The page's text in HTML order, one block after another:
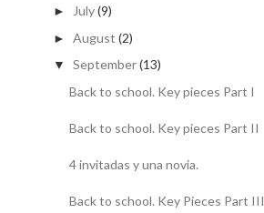
► July(9)
► August (2)
▼ September(13)
Back to school. Key pieces Part I
Back to school. Key pieces Part II
4 invitadas y una novia.
Back to school. Key Pieces Part III